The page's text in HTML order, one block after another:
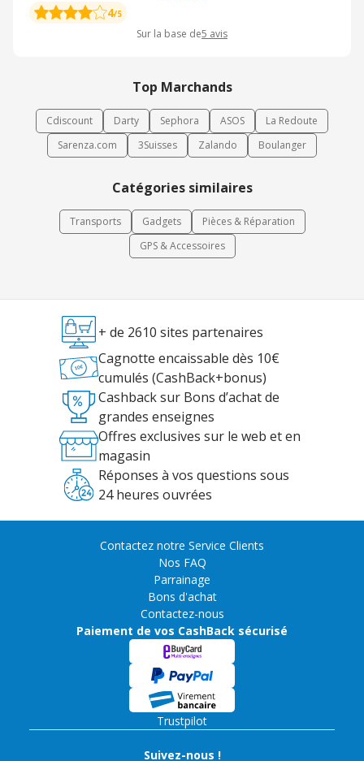
4/5
Sur la base de5 avis
Top Marchands
Cdiscount Darty Sephora ASOS
La Redoute
Sarenza.com
3Suisses Zalando Boulanger
Catégories similaires
Transports Gadgets
Pièces & Réparation
GPS & Accessoires
+ de 2610 sites partenaires
Cagnotte encaissable dès 10€
cumulés (CashBack+bonus)
Cashback sur Bons d’achat de
grandes enseignes
Offres exclusives sur le web et en
magasin
Réponses à vos questions sous
24 heures ouvrées
Contactez notre Service Clients
Nos FAQ
Parrainage
Bons d'achat
Contactez-nous
Paiement de vos CashBack sécurisé
Trustpilot
Suivez-nous !